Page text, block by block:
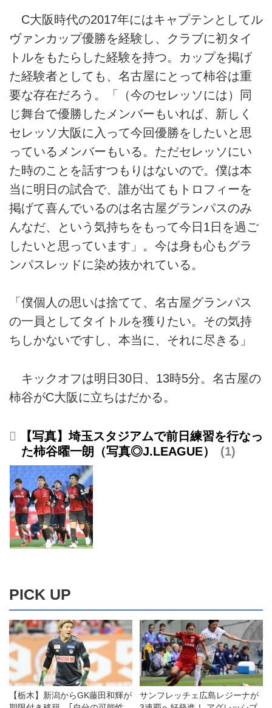
C大阪時代の2017年にはキャプテンとしてル
ヴァンカップ優勝を経験し、クラブに初タイ
トルをもたらした経験を持つ。カップを掲げ
た経験者としても、名古屋にとって柿谷は重
要な存在だろう。「（今のセレッソには）同
じ舞台で優勝したメンバーもいれば、新しく
セレッソ大阪に入って今回優勝をしたいと思
っているメンバーもいる。ただセレッソにい
た時のことを話すつもりはないので。僕は本
当に明日の試合で、誰が出てもトロフィーを
掲げて喜んでいるのは名古屋グランパスのみ
んなだ、という気持ちをもって今日1日を過ご
したいと思っています」。今は身も心もグラ
ンパスレッドに染め抜かれている。
「僕個人の思いは捨てて、名古屋グランパス
の一員としてタイトルを獲りたい。その気持
ちしかないですし、本当に、それに尽きる」
キックオフは明日30日、13時5分。名古屋の
柿谷がC大阪に立ちはだかる。
【写真】埼玉スタジアムで前日練習を行なっ
た柿谷曜一朗（写真◎J.LEAGUE）
1
PICK UP
【栃木】新潟からGK藤田和輝が
サンフレッチェ広島レジーナが